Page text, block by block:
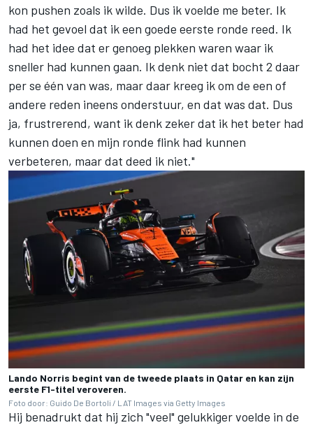
kon pushen zoals ik wilde. Dus ik voelde me beter. Ik
had het gevoel dat ik een goede eerste ronde reed. Ik
had het idee dat er genoeg plekken waren waar ik
sneller had kunnen gaan. Ik denk niet dat bocht 2 daar
per se één van was, maar daar kreeg ik om de een of
andere reden ineens onderstuur, en dat was dat. Dus
ja, frustrerend, want ik denk zeker dat ik het beter had
kunnen doen en mijn ronde flink had kunnen
verbeteren, maar dat deed ik niet."
Lando Norris begint van de tweede plaats in Qatar en kan zijn
eerste F1-titel veroveren.
Foto door: Guido De Bortoli / LAT Images via Getty Images
Hij benadrukt dat hij zich "veel" gelukkiger voelde in de